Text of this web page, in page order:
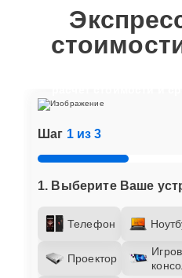
Шаг 1 из 3
1. Выберите Ваше
Телефон
Проектор